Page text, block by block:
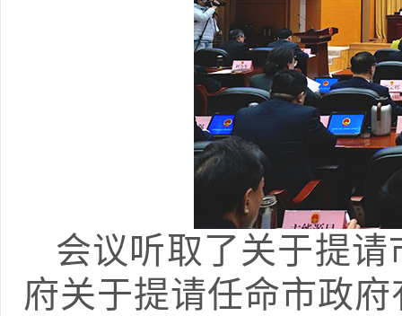
会议听取了关于提
府关于提请任命市政